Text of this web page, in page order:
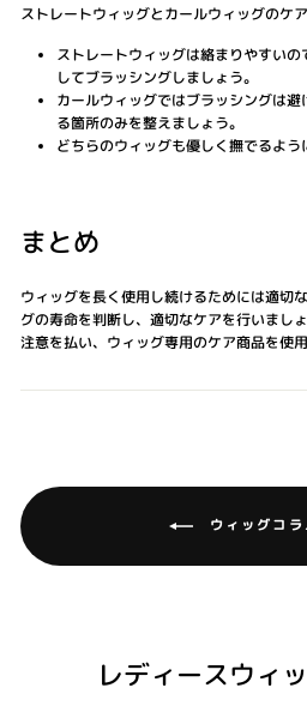
ストレートウィッグとカールウィッグのケ
ストレートウィッグは絡まりやすい
してブラッシングしましょう。
カールウィッグではブラッシングは
る箇所のみを整えましょう。
どちらのウィッグも優しく撫でるよう
まとめ
ウィッグを長く使用し続けるためには適切
グの寿命を判断し、適切なケアを行いまし
注意を払い、ウィッグ専用のケア商品を使
ウィッグコ
レディースウィ